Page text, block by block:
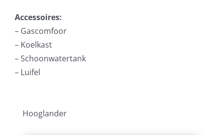
Accessoires:
– Gascomfoor
– Koelkast
– Schoonwatertank
– Luifel
Hooglander